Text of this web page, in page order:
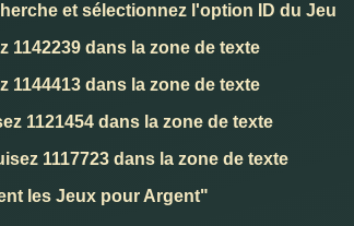
et sélectionnez l'option ID du Jeu
1142239 dans la zone de texte
1144413 dans la zone de texte
1121454 dans la zone de texte
1117723 dans la zone de texte
les Jeux pour Argent"